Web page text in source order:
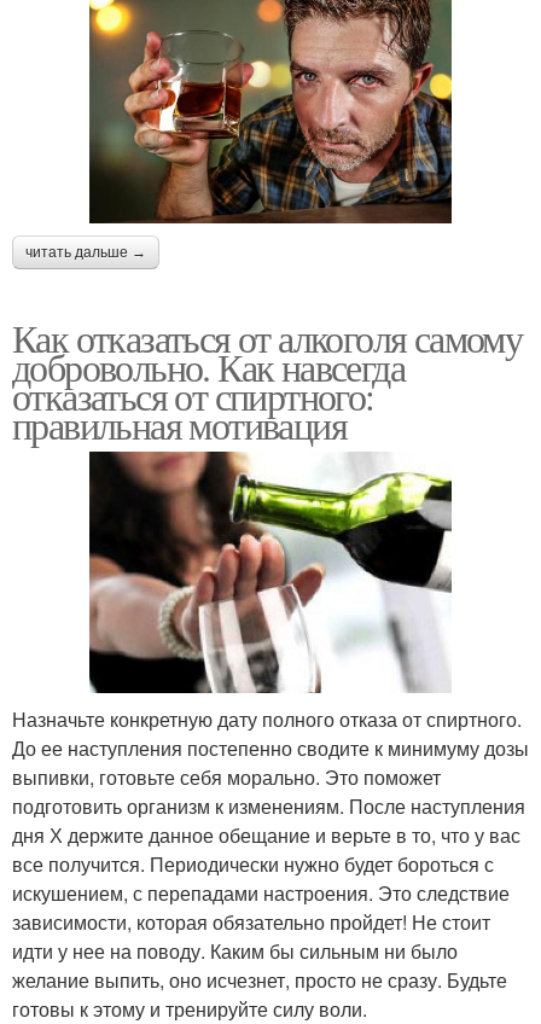
читать дальше →
Как отказаться от алкоголя самому
добровольно. Как навсегда
отказаться от спиртного:
правильная мотивация
Назначьте конкретную дату полного отказа от спиртного.
До ее наступления постепенно сводите к минимуму дозы
выпивки, готовьте себя морально. Это поможет
подготовить организм к изменениям. После наступления
дня Х держите данное обещание и верьте в то, что у вас
все получится. Периодически нужно будет бороться с
искушением, с перепадами настроения. Это следствие
зависимости, которая обязательно пройдет! Не стоит
идти у нее на поводу. Каким бы сильным ни было
желание выпить, оно исчезнет, просто не сразу. Будьте
готовы к этому и тренируйте силу воли.